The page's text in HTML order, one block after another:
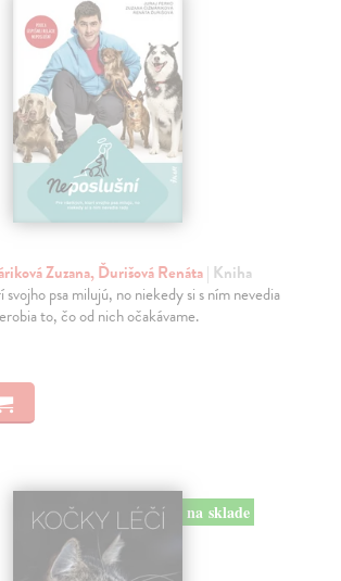
Zuzana, Ďurišová Renáta| Kniha
psa milujú, no niekedy si s ním nevedia
to, čo od nich očakávame.
na sklade